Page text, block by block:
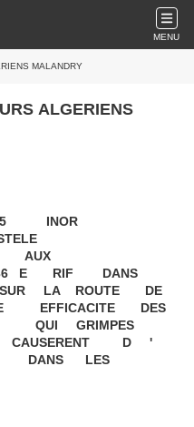
MENU
MALANDRY
INOR
AUX
E RIF DANS
LA ROUTE DE
EFFICACITE DES
QUI GRIMPES
D '
DANS LES